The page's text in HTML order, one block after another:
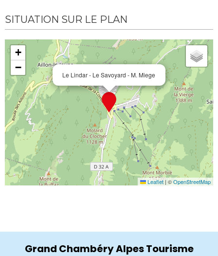
SITUATION SUR LE PLAN
Le Lindar - Le Savoyard - M. Miege
+
−
Leaflet| ©OpenStreetMap
Grand Chambéry Alpes Tourisme